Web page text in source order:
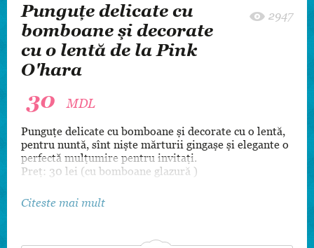
Punguțe delicate cu
bomboane și decorate
cu o lentă de la Pink
O'hara
2947
30 MDL
Punguțe delicate cu bomboane și decorate cu o lentă,
pentru nuntă, sînt niște mărturii gingașe și elegante o
perfectă mulțumire pentru invitați.
Preț: 30 lei (cu bomboane glazură )
Citeste mai mult